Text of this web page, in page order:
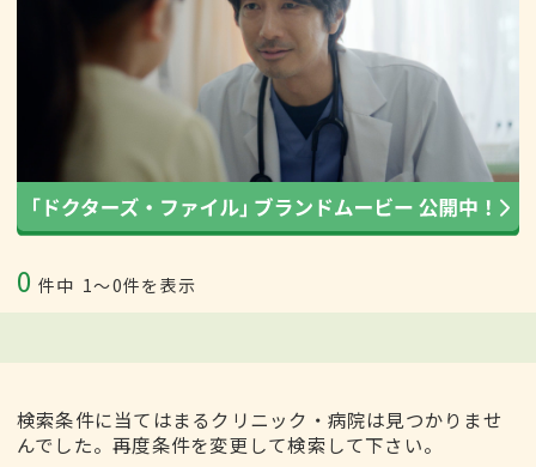
0 件中 1〜0件を表示
検索条件に当てはまるクリニック・病院は見つかりませ
んでした。再度条件を変更して検索して下さい。